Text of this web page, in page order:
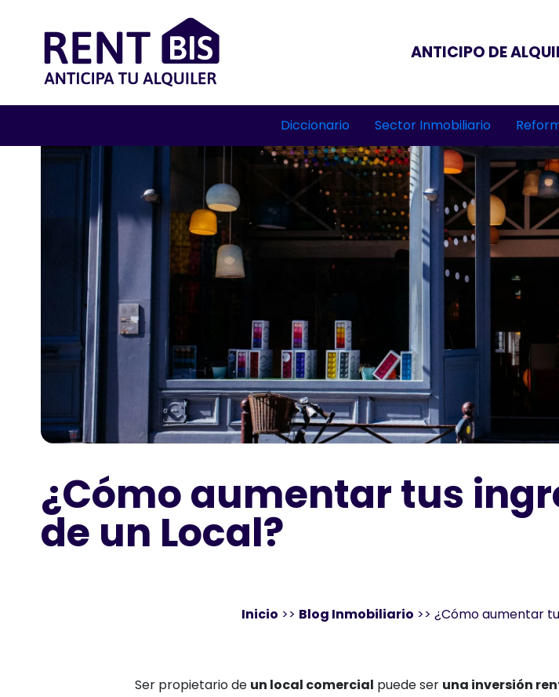
ANTICIPO DE
Diccionario Sector Inmobiliario
¿Cómo aumentar tus
de un Local?
Inicio >> Blog Inmobiliario >> ¿Cómo aumentar
Ser propietario de un local comercial puede ser una inversión